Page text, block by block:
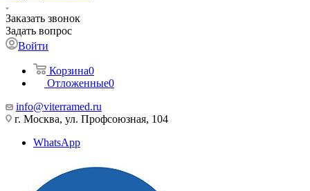
Заказать звонок
Задать вопрос
Войти
Корзина0
Отложенные0
info@viterramed.ru
г. Москва, ул. Профсоюзная, 104
WhatsApp